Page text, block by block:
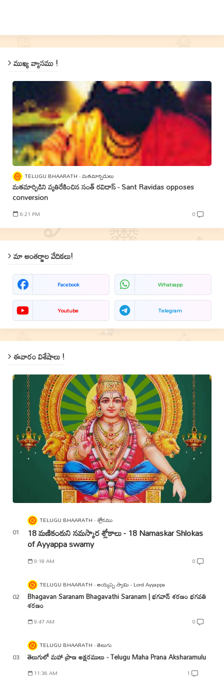
ముఖ్య వ్యాసము !
TELUGU BHAARATH మతమార్పిడులు
మతమార్పిడిని వ్యతిరేకించిన సంత్‌ రవిదాస్‌ - Sant Ravidas opposes
conversion
6:21 PM 0
మా అంతర్జాల వేదికలు!
Facebook Whatsapp
Youtube Telegram
ఈవారం విశేషాలు !
TELUGU BHAARATH శ్లోకము
18 మణికంఠుని నమస్కార శ్లోకాలు - 18 Namaskar Shlokas
of Ayyappa swamy
9:18 AM 0
TELUGU BHAARATH అయ్యప్ప స్వామి - Lord Ayyappa
Bhagavan Saranam Bhagavathi Saranam | భగవాన్ శరణం భగవతి
శరణం
9:47 AM 0
TELUGU BHAARATH తెలుగు
తెలుగులో మహా ప్రాణ అక్షరములు - Telugu Maha Prana Aksharamulu
11:36 AM 1